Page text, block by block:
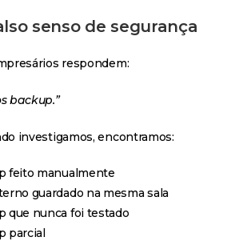
senso de segurança
respondem:
backup.”
investigamos, encontramos:
feito manualmente
guardado na mesma sala
que nunca foi testado
parcial